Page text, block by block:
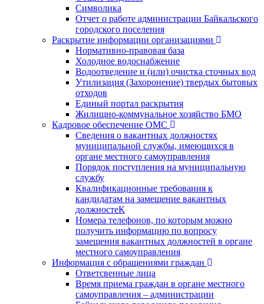
Символика
Отчет о работе администрации Байкальского
городского поселения
Раскрытие информации организациями
Нормативно-правовая база
Холодное водоснабжение
Водоотведение и (или) очистка сточных вод
Утилизация (Захоронение) твердых бытовых
отходов
Единый портал раскрытия
Жилищно-коммунальное хозяйство БМО
Кадровое обеспечение ОМС
Сведения о вакантных должностях
муниципальной службы, имеющихся в
органе местного самоуправления
Порядок поступления на муниципальную
службу
Квалификационные требования к
кандидатам на замещение вакантных
должностеК
Номера телефонов, по которым можно
получить информацию по вопросу
замещения вакантных должностей в органе
местного самоуправления
Информация с обращениями граждан
Ответсвенные лица
Время приема граждан в органе местного
самоуправления – администрации